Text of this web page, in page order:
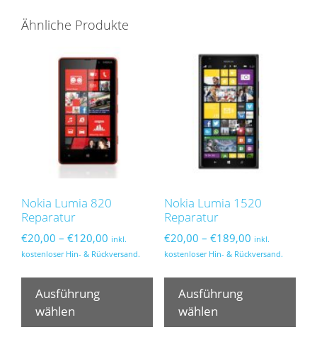
Ähnliche Produkte
Nokia Lumia 820
Reparatur
€20,00 – €120,00 Preisspanne:
€20,00
€120,00
inkl.
kostenloser Hin- & Rückversand.
Ausführung
wählen
Dieses
Produkt
weist
mehrere
Nokia Lumia 1520
Reparatur
€20,00 – €189,00Preisspanne:
€20,00
€189,00
inkl.
kostenloser Hin- & Rückversand.
Ausführung
wählen